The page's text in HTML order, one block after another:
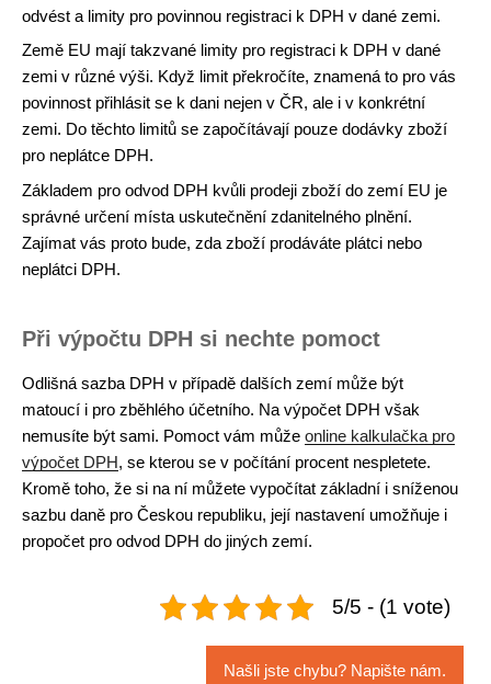
odvést a limity pro povinnou registraci k DPH v dané zemi.
Země EU mají takzvané limity pro registraci k DPH v dané
zemi v různé výši. Když limit překročíte, znamená to pro vás
povinnost přihlásit se k dani nejen v ČR, ale i v konkrétní
zemi. Do těchto limitů se započítávají pouze dodávky zboží
pro neplátce DPH.
Základem pro odvod DPH kvůli prodeji zboží do zemí EU je
správné určení místa uskutečnění zdanitelného plnění.
Zajímat vás proto bude, zda zboží prodáváte plátci nebo
neplátci DPH.
Při výpočtu DPH si nechte pomoct
Odlišná sazba DPH v případě dalších zemí může být
matoucí i pro zběhlého účetního. Na výpočet DPH však
nemusíte být sami. Pomoct vám může online kalkulačka pro
výpočet DPH, se kterou se v počítání procent nespletete.
Kromě toho, že si na ní můžete vypočítat základní i sníženou
sazbu daně pro Českou republiku, její nastavení umožňuje i
propočet pro odvod DPH do jiných zemí.
5/5 - (1 vote)
Našli jste chybu? Napište nám.